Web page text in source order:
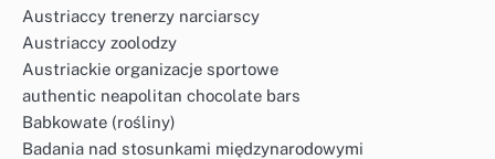
Austriaccy trenerzy narciarscy
Austriaccy zoolodzy
Austriackie organizacje sportowe
authentic neapolitan chocolate bars
Babkowate (rośliny)
Badania nad stosunkami międzynarodowymi